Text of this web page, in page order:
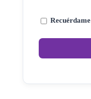
Recuérdame